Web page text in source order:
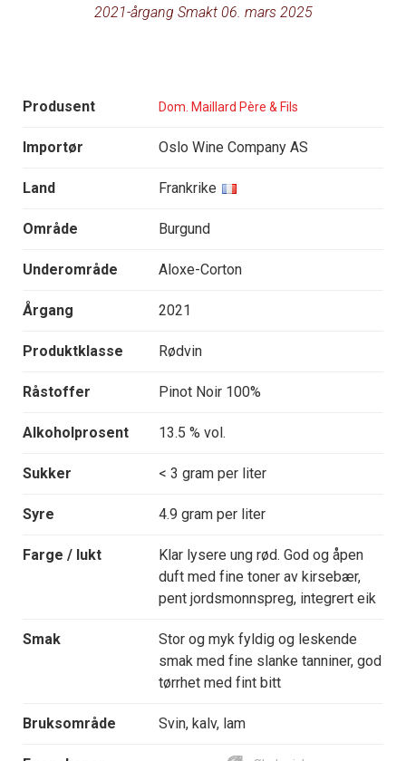
2021-årgang Smakt 06. mars 2025
Produsent Dom. Maillard Père & Fils
Importør Oslo Wine Company AS
Land Frankrike
Område Burgund
Underområde Aloxe-Corton
Årgang 2021
Produktklasse Rødvin
Råstoffer Pinot Noir 100%
Alkoholprosent 13.5 % vol.
Sukker < 3 gram per liter
Syre 4.9 gram per liter
Farge / lukt
Klar lysere ung rød. God og åpen
duft med fine toner av kirsebær,
pent jordsmonnspreg, integrert eik
Smak
Stor og myk fyldig og leskende
smak med fine slanke tanniner, god
tørrhet med fint bitt
Bruksområde Svin, kalv, lam